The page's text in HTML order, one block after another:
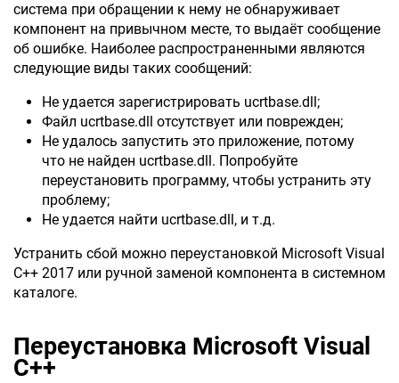
система при обращении к нему не обнаруживает
компонент на привычном месте, то выдаёт сообщение
об ошибке. Наиболее распространенными являются
следующие виды таких сообщений:
Не удается зарегистрировать ucrtbase.dll;
Файл ucrtbase.dll отсутствует или поврежден;
Не удалось запустить это приложение, потому
что не найден ucrtbase.dll. Попробуйте
переустановить программу, чтобы устранить эту
проблему;
Не удается найти ucrtbase.dll, и т.д.
Устранить сбой можно переустановкой Microsoft Visual
C++ 2017 или ручной заменой компонента в системном
каталоге.
Переустановка Microsoft Visual
C++